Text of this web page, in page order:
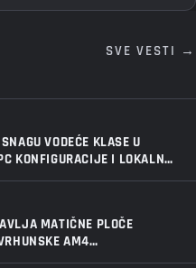
SVE VESTI →
VODEĆE KLASE U
KONFIGURACIJE I LOKALNU
UZ AORUS P1600W
MATIČNE PLOČE
AM4
IZDANJU